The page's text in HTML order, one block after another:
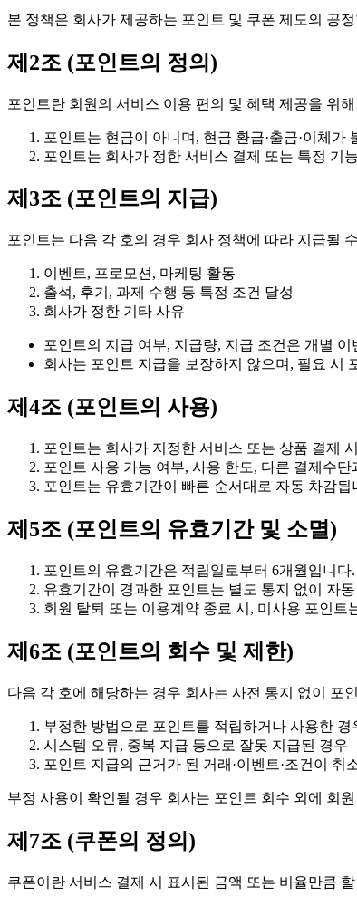
본 정책은 회사가 제공하는 포인트 및 쿠폰 제도의 공
제2조 (포인트의 정의)
포인트란 회원의 서비스 이용 편의 및 혜택 제공을 위
포인트는 현금이 아니며, 현금 환급·출금·이체가
포인트는 회사가 정한 서비스 결제 또는 특정 기
제3조 (포인트의 지급)
포인트는 다음 각 호의 경우 회사 정책에 따라 지급될
이벤트, 프로모션, 마케팅 활동
출석, 후기, 과제 수행 등 특정 조건 달성
회사가 정한 기타 사유
포인트의 지급 여부, 지급량, 지급 조건은 개별
회사는 포인트 지급을 보장하지 않으며, 필요 시
제4조 (포인트의 사용)
포인트는 회사가 지정한 서비스 또는 상품 결제
포인트 사용 가능 여부, 사용 한도, 다른 결제수
포인트는 유효기간이 빠른 순서대로 자동 차감됩
제5조 (포인트의 유효기간 및 소멸)
포인트의 유효기간은 적립일로부터 6개월입니다.
유효기간이 경과한 포인트는 별도 통지 없이 자
회원 탈퇴 또는 이용계약 종료 시, 미사용 포인트
제6조 (포인트의 회수 및 제한)
다음 각 호에 해당하는 경우 회사는 사전 통지 없이 포
부정한 방법으로 포인트를 적립하거나 사용한 경
시스템 오류, 중복 지급 등으로 잘못 지급된 경우
포인트 지급의 근거가 된 거래·이벤트·조건이 취
부정 사용이 확인될 경우 회사는 포인트 회수 외에 회
제7조 (쿠폰의 정의)
쿠폰이란 서비스 결제 시 표시된 금액 또는 비율만큼